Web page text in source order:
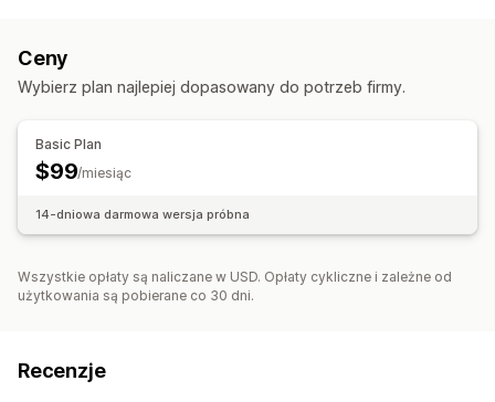
Ceny
Wybierz plan najlepiej dopasowany do potrzeb firmy.
Basic Plan
$99/miesiąc
14-dniowa darmowa wersja próbna
Wszystkie opłaty są naliczane w USD. Opłaty cykliczne i zależne od
użytkowania są pobierane co 30 dni.
Recenzje